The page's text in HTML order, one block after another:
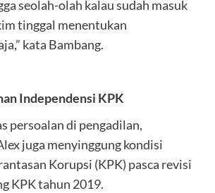
seolah-olah kalau sudah masuk
tinggal menentukan
kata Bambang.
Independensi KPK
persoalan di pengadilan,
juga menyinggung kondisi
Korupsi (KPK) pasca revisi
KPK tahun 2019.